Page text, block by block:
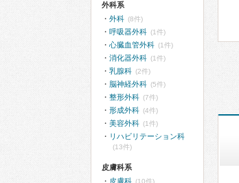
外科系
外科 (8件)
呼吸器外科 (1件)
心臓血管外科 (1件)
消化器外科 (1件)
乳腺科 (2件)
脳神経外科 (5件)
整形外科 (7件)
形成外科 (4件)
美容外科 (1件)
リハビリテーション科
(13件)
皮膚科系
皮膚科 (10件)